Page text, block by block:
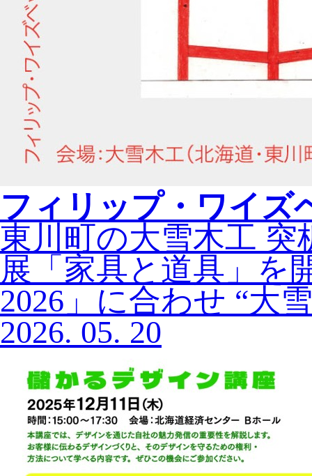
フィリップ・ ワイズ
東川町の大雪木工
展「家具と道具」を
2026」に合わせ “大
2026. 05. 20